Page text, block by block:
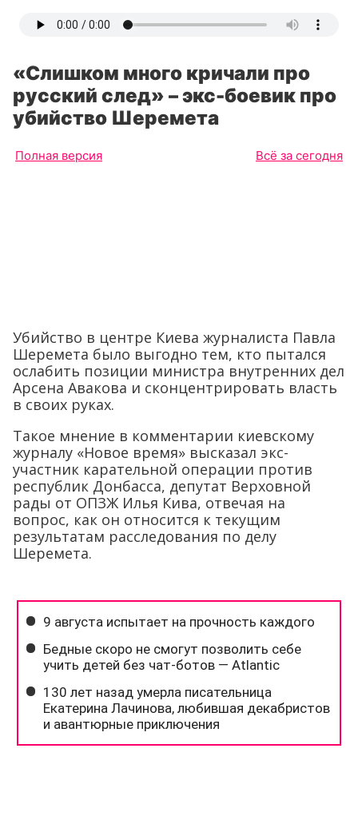
«Слишком много кричали про
русский след» – экс-боевик про
убийство Шеремета
Полная версия Всё за сегодня
Убийство в центре Киева журналиста Павла
Шеремета было выгодно тем, кто пытался
ослабить позиции министра внутренних дел
Арсена Авакова и сконцентрировать власть
в своих руках.
Такое мнение в комментарии киевскому
журналу «Новое время» высказал экс-
участник карательной операции против
республик Донбасса, депутат Верховной
рады от ОПЗЖ Илья Кива, отвечая на
вопрос, как он относится к текущим
результатам расследования по делу
Шеремета.